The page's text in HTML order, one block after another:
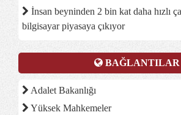
İnsan beyninden 2 bin kat daha hızlı
bilgisayar piyasaya çıkıyor
BAĞLANTILAR
Adalet Bakanlığı
Yüksek Mahkemeler